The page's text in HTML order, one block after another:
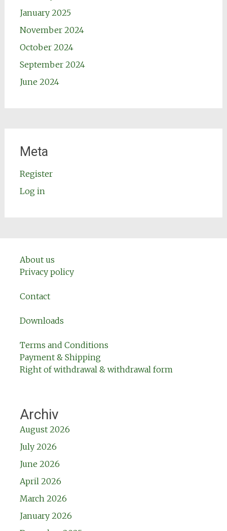
January 2025
November 2024
October 2024
September 2024
June 2024
Meta
Register
Log in
About us
Privacy policy
Contact
Downloads
Terms and Conditions
Payment & Shipping
Right of withdrawal & withdrawal form
Archiv
August 2026
July 2026
June 2026
April 2026
March 2026
January 2026